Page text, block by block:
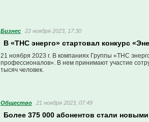
Бизнес 22 ноября 2023, 17:30
В «ТНС энерго» стартовал конкурс
21 ноября 2023 г. В компаниях Группы «ТНС
профессионалов». В нем принимают участие
тысяч человек.
Общество 21 ноября 2023, 07:49
Более 375 000 абонентов стали